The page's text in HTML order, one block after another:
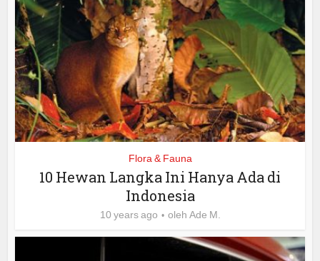
Flora & Fauna
10 Hewan Langka Ini Hanya Ada di
Indonesia
10 years ago oleh Ade M.